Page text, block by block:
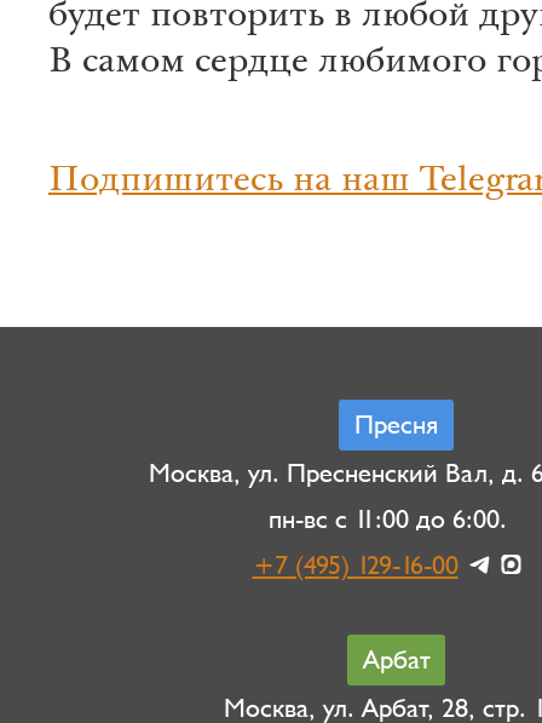
будет повторить в любой
В самом сердце любимого
Подпишитесь на наш
Пресня
Москва, ул. Пресненский Вал, д.
пн-вс с 11:00 до 6:00.
+7 (495) 129-16-00
Арбат
Москва, ул. Арбат, 28, стр.